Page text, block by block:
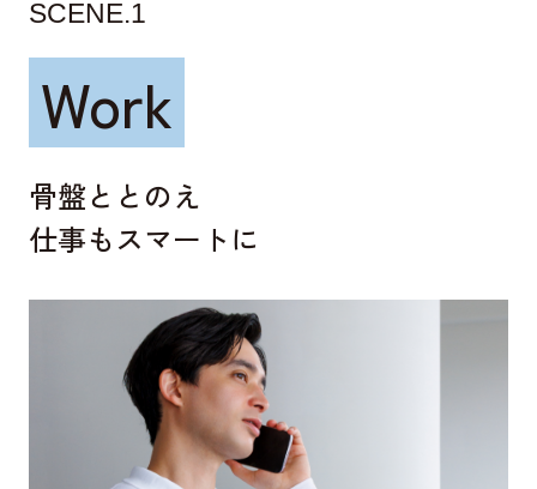
SCENE.1
Work
骨盤ととのえ
仕事もスマートに